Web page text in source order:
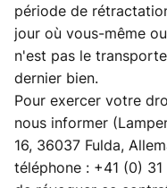
période de
jour où vous-même
n'est pas le
dernier bien.
Pour exercer votre
nous informer
16, 36037 Fulda,
téléphone : +41 (0)